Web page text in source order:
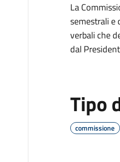
La
semestrali e
verbali che
dal
Tipo
commissione